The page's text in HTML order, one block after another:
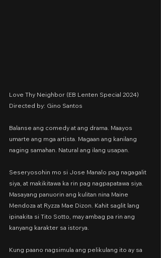
Love Thy Neighbor (EB Lenten Special 2024)
Directed by: Gino Santos
Balanse ang comedy at ang drama. Maayos
umarte ang mga artista. Magaan ang kanilang
naging samahan. Natural ang ilang usapan.
Seseryosohin mo si Jose Manalo pag nagagalit
siya, at makikitawa ka rin pag nagpapatawa siya.
Masayang panuorin ang kulitan nina Maine
Mendoza at Ryzza Mae Dizon. Kahit saglit lang
ipinakita si Tito Sotto, may ambag pa rin ang
kanyang karakter sa istorya.
Kung paano nagsimula ang pelikulang ito ay sa